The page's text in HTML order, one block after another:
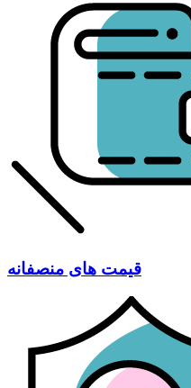
قیمت های منصفانه